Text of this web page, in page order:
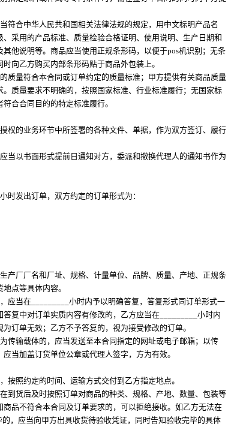
符合中华人民共和国相关法律法规的规定，用中文标明产品名
采用的产品标准、质量检验合格证明、使用说明、生产日期和
他说明等。商品应当使用正规条形码，以便于pos机识别；无条
向乙方购买内部条形码贴于商品外包装上。
质量符合本合同或订单约定的质量标准；甲方提供有关商品质量
质量要求不明确的，按照国家标准、行业标准履行；无国家标
合合同目的的特定标准履行。
权的业务环节中所签署的各种文件、单据，作为双方签订、履行
当以书面形式提前日通知对方，委派和撤换代理人的通知书作为
时发出订单，双方约定的订单形式为：
产厂厂名和厂址、规格、计量单位、品牌、质量、产地、正规条
点等具体内容。
应当在_________小时内予以明确答复，答复形式同订单形式一
复中对订单实质内容有修改的，乙方应当在_________小时内
订单无效；乙方不予答复的，视为接受修改的订单。
传输载体的，应当发送至本合同指定的网址或电子邮箱；以传
当加盖订货单位公章或代理人签字，方为有效。
按照约定的时间、运输方式交付到乙方指定地点。
到货后及时按照订单对商品的种类、规格、产地、数量、包装等
品不符合本合同及订单要求的，可以拒绝接收。如乙方无法在
，应当向甲方出具收货待验收凭证，同时告知验收完毕的具体